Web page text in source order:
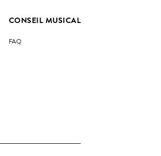
CONSEIL MUSICAL
FAQ